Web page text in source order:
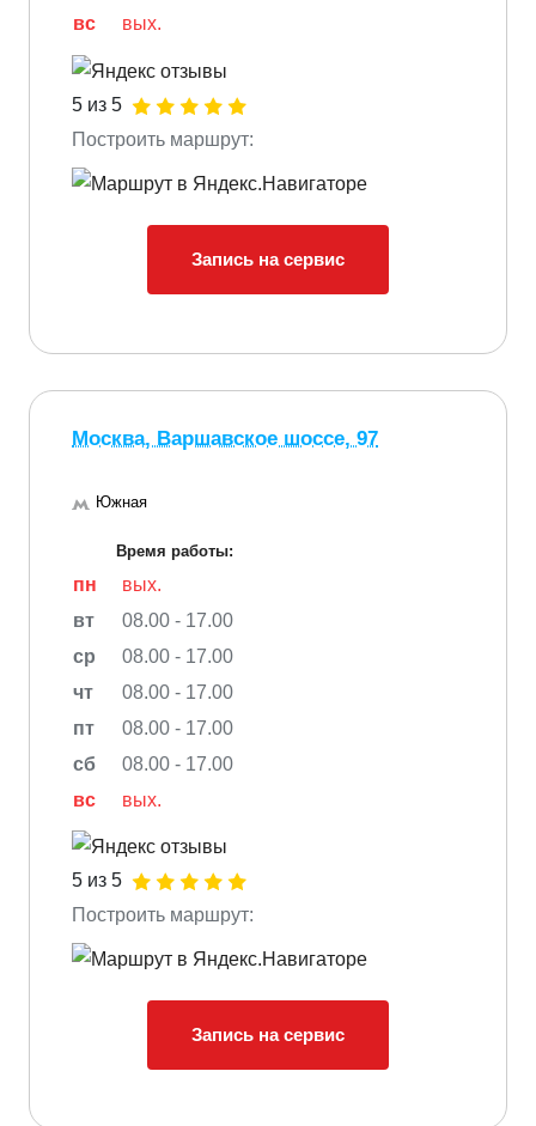
вс
вых.
5 из 5
Построить маршрут:
Запись на сервис
Москва, Варшавское шоссе, 97
Южная
Время работы:
пн
вых.
вт
08.00 - 17.00
ср
08.00 - 17.00
чт
08.00 - 17.00
пт
08.00 - 17.00
сб
08.00 - 17.00
вс
вых.
5 из 5
Построить маршрут:
Запись на сервис